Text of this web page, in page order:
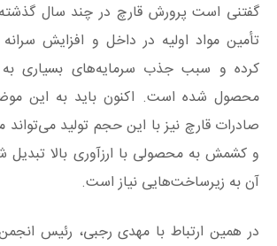
گفتنی‌ است پرورش قارچ در چند سال
تأمین مواد اولیه در داخل و افزایش
کرده و سبب جذب سرمایه‌های بسیاری
محصول شده است. اکنون باید به این
صادرات قارچ نیز با این حجم تولید می‌تواند
و کشمش به محصولی با ارزآوری بالا تبدیل
آن به زیرساخت‌هایی نیاز است.
در همین ارتباط با مهدی رجبی، رئیس